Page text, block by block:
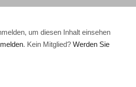
um diesen Inhalt einsehen
. Kein Mitglied? Werden Sie